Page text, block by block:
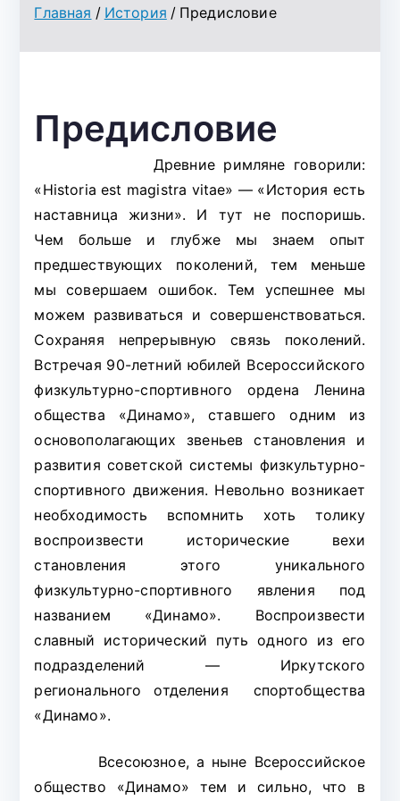
инени
"Дина
мо"
Главная История Предисловие
Предисловие
Древние римляне говорили:
«Historia est magistra vitae» — «История есть
наставница жизни». И тут не поспоришь.
Чем больше и глубже мы знаем опыт
предшествующих поколений, тем меньше
мы совершаем ошибок. Тем успешнее мы
можем развиваться и совершенствоваться.
Сохраняя непрерывную связь поколений.
Встречая 90-летний юбилей Всероссийского
физкультурно-спортивного ордена Ленина
общества «Динамо», ставшего одним из
основополагающих звеньев становления и
развития советской системы физкультурно-
спортивного движения. Невольно возникает
необходимость вспомнить хоть толику
воспроизвести исторические вехи
становления этого уникального
физкультурно-спортивного явления под
названием «Динамо». Воспроизвести
славный исторический путь одного из его
подразделений — Иркутского
регионального отделения спортобщества
«Динамо».
Всесоюзное, а ныне Всероссийское
общество «Динамо» тем и сильно, что в